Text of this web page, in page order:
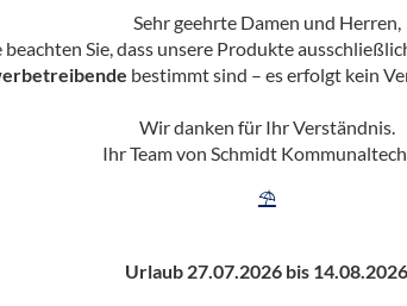
Sehr geehrte Damen und Herren,
Sie, dass unsere Produkte
bestimmt sind – es erfolgt kein
Wir danken für Ihr Verständnis.
Ihr Team von Schmidt
⛱️
Urlaub 27.07.2026 bis 14.08.2026
pro Seite
Seite
100 cm, Leer­ge­wicht 300 kg